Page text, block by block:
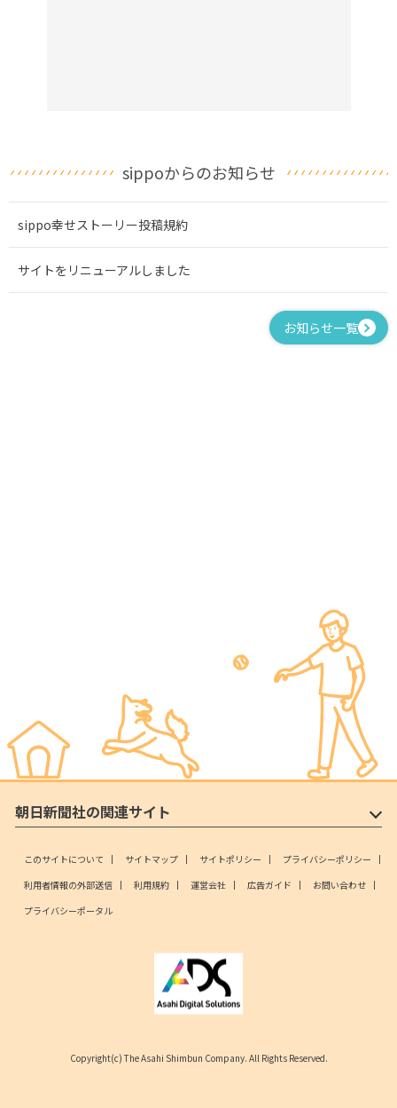
sippoからのお知らせ
sippo幸せストーリー投稿規約
サイトをリニューアルしました
お知らせ一覧
朝日新聞社の関連サイト
このサイトについて サイトマップ サイトポリシー
プライバシーポリシー
利用者情報の外部送信
利用規約 運営会社 広告ガイド
お問い合わせ
プライバシーポータル
Copyright(c) The Asahi Shimbun Company. All Rights Reserved.